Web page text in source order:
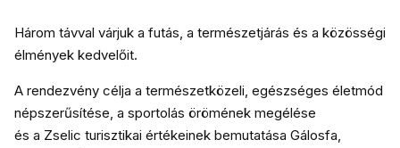
Három távval várjuk a futás, a természetjárás és a közösségi
élmények kedvelőit.
A rendezvény célja a természetközeli, egészséges életmód
népszerűsítése, a sportolás örömének megélése
és a Zselic turisztikai értékeinek bemutatása Gálosfa,